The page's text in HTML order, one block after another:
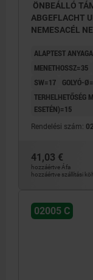
ÖNBEÁLLÓ
ABGEFLACHT
NEMESACÉL
ALAPTEST
MENETHOSSZ=35
SW=17
GOLYÓ-
TERHELHETŐSÉG
ESETÉN)=15
Rendelési szám:
41,03 €
hozzáértve Áfa
hozzáértve szállítási
02005 C